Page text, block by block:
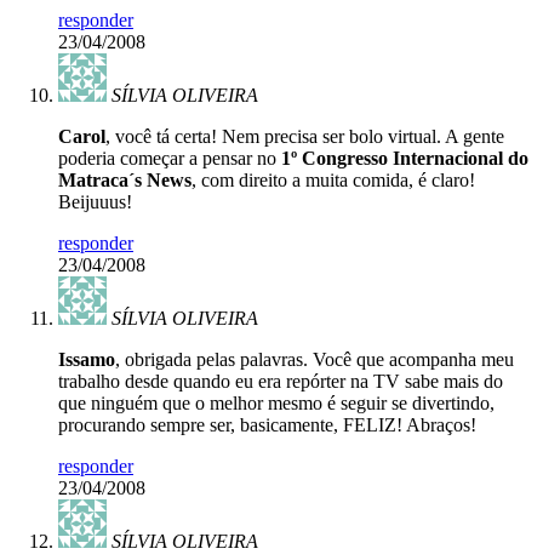
responder
23/04/2008
SÍLVIA OLIVEIRA
Carol, você tá certa! Nem precisa ser bolo virtual. A gente
poderia começar a pensar no 1º Congresso Internacional do
Matraca´s News, com direito a muita comida, é claro!
Beijuuus!
responder
23/04/2008
SÍLVIA OLIVEIRA
Issamo, obrigada pelas palavras. Você que acompanha meu
trabalho desde quando eu era repórter na TV sabe mais do
que ninguém que o melhor mesmo é seguir se divertindo,
procurando sempre ser, basicamente, FELIZ! Abraços!
responder
23/04/2008
SÍLVIA OLIVEIRA